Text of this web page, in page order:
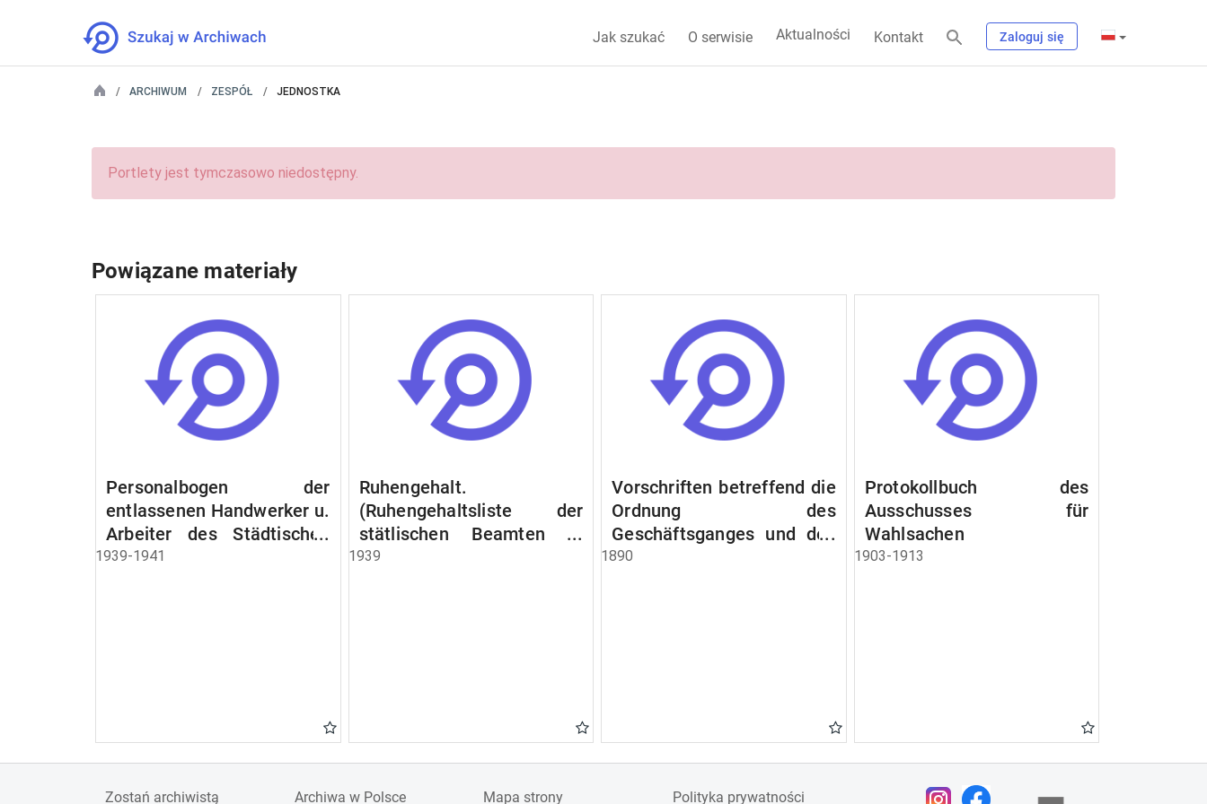
Jak szukać O serwisie Aktualności Kontakt Zaloguj się
ARCHIWUM ZESPÓŁ JEDNOSTKA
Portlety jest tymczasowo niedostępny.
Powiązane materiały
Personalbogen der
entlassenen Handwerker u.
Arbeiter des Städtischen
Schlacht - u. Viehhof.
1939-1941
Ruhengehalt.
(Ruhengehaltsliste der
stätlischen Beamten u.
Witwen. Ruhegehaltsliste
1939
Vorschriften betreffend die
Ordnung des
Geschäftsganges und des
Verfahrens bei dem
1890
Protokollbuch des
Ausschusses für
Wahlsachen
1903-1913
Zostań archiwistą Archiwa w Polsce Mapa strony Polityka prywatności